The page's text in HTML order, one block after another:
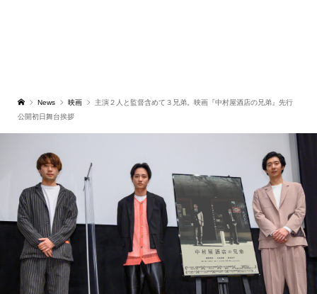
News 映画
主演２人と監督含めて３兄弟。映画『中村屋酒店の兄弟』先行
公開初日舞台挨拶